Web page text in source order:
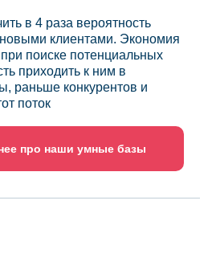
в 4 раза вероятность
клиентами. Экономия
поиске потенциальных
приходить к ним в
раньше конкурентов и
поток
про наши умные базы